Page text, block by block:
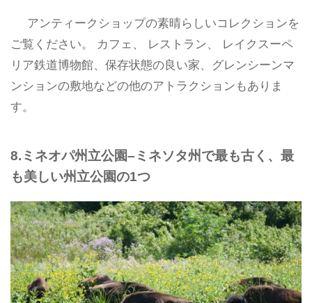
アンティークショップの素晴らしいコレクションを
ご覧ください。 カフェ、 レストラン、 レイクスーペ
リア鉄道博物館、保存状態の良い家、グレンシーンマ
ンションの敷地などの他のアトラクションもありま
す。
8.ミネオパ州立公園–ミネソタ州で最も古く、最
も美しい州立公園の1つ